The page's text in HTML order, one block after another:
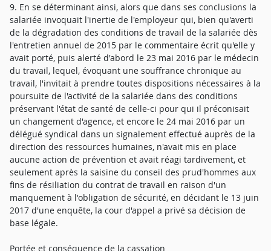
9. En se déterminant ainsi, alors que dans ses conclusions la
salariée invoquait l'inertie de l'employeur qui, bien qu'averti
de la dégradation des conditions de travail de la salariée dès
l'entretien annuel de 2015 par le commentaire écrit qu'elle y
avait porté, puis alerté d'abord le 23 mai 2016 par le médecin
du travail, lequel, évoquant une souffrance chronique au
travail, l'invitait à prendre toutes dispositions nécessaires à la
poursuite de l'activité de la salariée dans des conditions
préservant l'état de santé de celle-ci pour qui il préconisait
un changement d'agence, et encore le 24 mai 2016 par un
délégué syndical dans un signalement effectué auprès de la
direction des ressources humaines, n'avait mis en place
aucune action de prévention et avait réagi tardivement, et
seulement après la saisine du conseil des prud'hommes aux
fins de résiliation du contrat de travail en raison d'un
manquement à l'obligation de sécurité, en décidant le 13 juin
2017 d'une enquête, la cour d'appel a privé sa décision de
base légale.
Portée et conséquence de la cassation